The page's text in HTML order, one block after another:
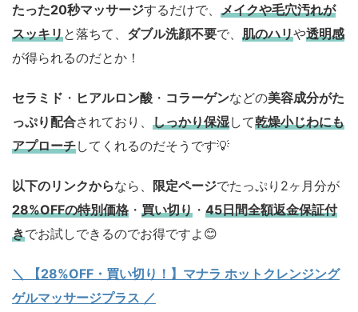
たった20秒マッサージするだけで、 メイクや毛穴汚れが
スッキリと落ちて、 ダブル洗顔不要で、 肌のハリや透明感
が得られるのだとか！
セラミド ・ ヒアルロン酸 ・ コラーゲンなどの美容成分がた
っぷり配合されており、 しっかり保湿して乾燥小じわにも
アプローチしてくれるのだそうです💡
以下のリンクからなら、 限定ページでたっぷり2ヶ月分が
28%OFFの特別価格 ・ 買い切り ・ 45日間全額返金保証付
きでお試しできるのでお得ですよ😊
＼ 【28%OFF・買い切り！】マナラ ホットクレンジング
ゲルマッサージプラス ／